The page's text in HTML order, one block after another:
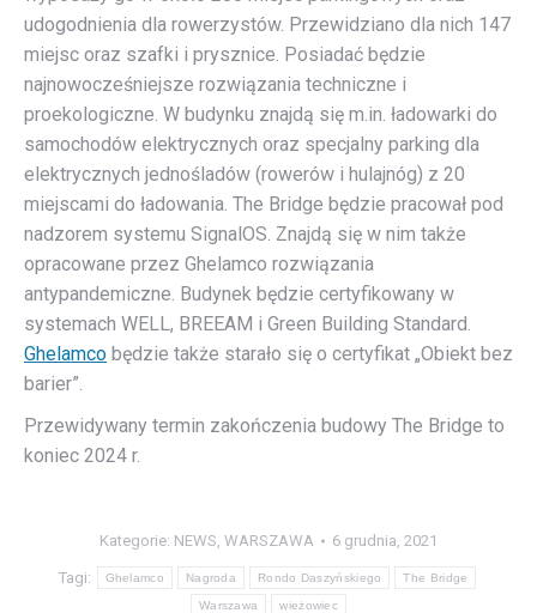
udogodnienia dla rowerzystów. Przewidziano dla nich 147
miejsc oraz szafki i prysznice. Posiadać będzie
najnowocześniejsze rozwiązania techniczne i
proekologiczne. W budynku znajdą się m.in. ładowarki do
samochodów elektrycznych oraz specjalny parking dla
elektrycznych jednośladów (rowerów i hulajnóg) z 20
miejscami do ładowania. The Bridge będzie pracował pod
nadzorem systemu SignalOS. Znajdą się w nim także
opracowane przez Ghelamco rozwiązania
antypandemiczne. Budynek będzie certyfikowany w
systemach WELL, BREEAM i Green Building Standard.
Ghelamco będzie także starało się o certyfikat „Obiekt bez
barier”.
Przewidywany termin zakończenia budowy The Bridge to
koniec 2024 r.
Kategorie: NEWS, WARSZAWA 6 grudnia, 2021
Tagi: Ghelamco Nagroda Rondo Daszyńskiego The Bridge
Warszawa wieżowiec